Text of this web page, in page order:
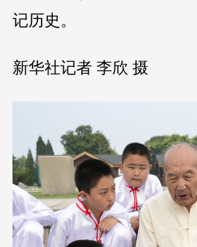
记历史。
新华社记者 李欣 摄